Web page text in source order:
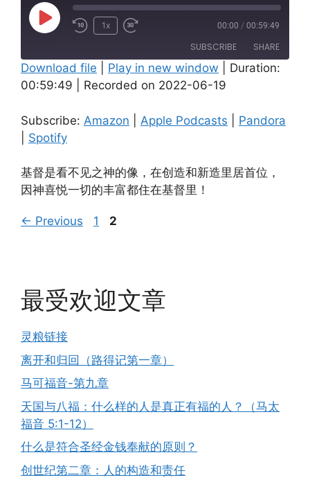
Play
1x 00:00 / 00:59:49
SUBSCRIBE SHARE
Amazon Apple Podcasts
RSS FEED
SHARE
LINK
EMBED
Download file Play in new window
Duration:
00:59:49
Recorded on 2022-06-19
Subscribe: Amazon Apple Podcasts
Pandora
Spotify
基督是看不见之神的像，在创造和新造里居首位，
因神喜悦一切的丰富都住在基督里！
← Previous Page
1 Page
2
最受欢迎文章
灵粮链接
离开和归回（路得记第一章）
马可福音-第九章
天国与八福：什么样的人是真正有福的人？（马太
福音 5:1-12）
什么是符合圣经金钱奉献的原则？
创世纪第二章：人的构造和责任